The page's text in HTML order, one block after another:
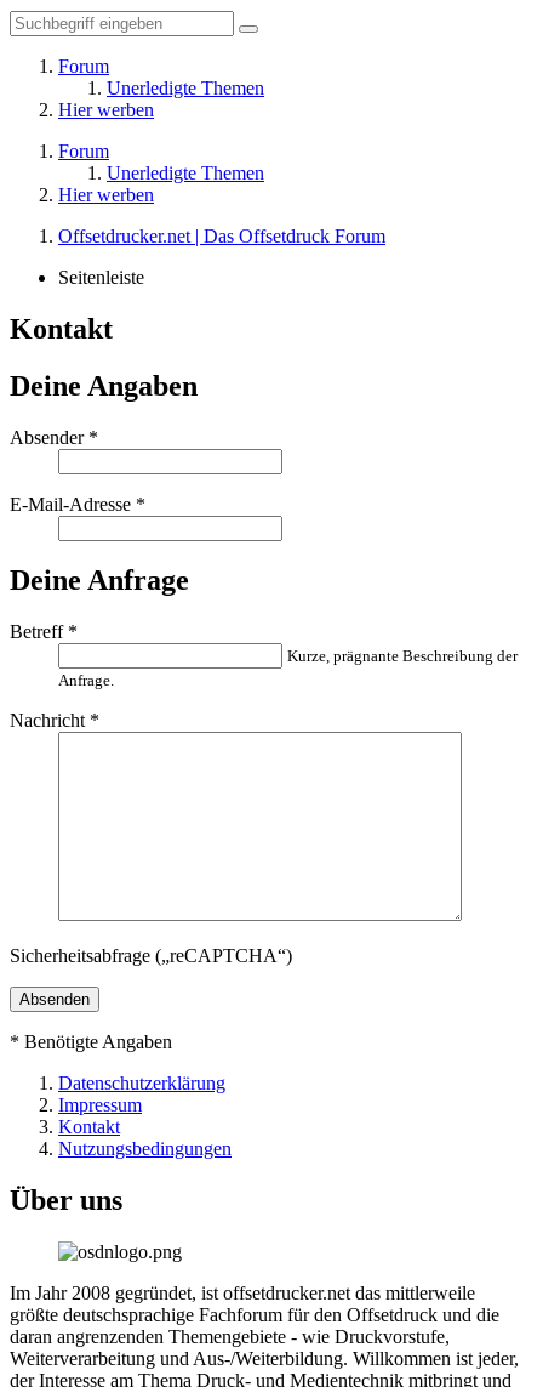
Forum
Unerledigte Themen
Hier werben
Forum
Unerledigte Themen
Hier werben
Offsetdrucker.net | Das Offsetdruck Forum
Seitenleiste
Kontakt
Deine Angaben
Absender *
E-Mail-Adresse *
Deine Anfrage
Betreff *
Kurze, prägnante Beschreibung der
Anfrage.
Nachricht *
Sicherheitsabfrage („reCAPTCHA“)
* Benötigte Angaben
Datenschutzerklärung
Impressum
Kontakt
Nutzungsbedingungen
Über uns
Im Jahr 2008 gegründet, ist offsetdrucker.net das mittlerweile
größte deutschsprachige Fachforum für den Offsetdruck und die
daran angrenzenden Themengebiete - wie Druckvorstufe,
Weiterverarbeitung und Aus-/Weiterbildung. Willkommen ist jeder,
der Interesse am Thema Druck- und Medientechnik mitbringt und